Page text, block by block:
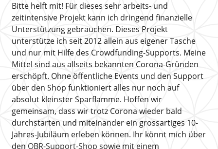
Bitte helft mit! Für dieses sehr arbeits- und
zeitintensive Projekt kann ich dringend finanzielle
Unterstützung gebrauchen. Dieses Projekt
unterstütze ich seit 2012 allein aus eigener Tasche
und nur mit Hilfe des Crowdfunding-Supports. Meine
Mittel sind aus allseits bekannten Corona-Gründen
erschöpft. Ohne öffentliche Events und den Support
über den Shop funktioniert alles nur noch auf
absolut kleinster Sparflamme. Hoffen wir
gemeinsam, dass wir trotz Corona wieder bald
durchstarten und miteinander ein grossartiges 10-
Jahres-Jubiläum erleben können. Ihr könnt mich über
den OBR-Support-Shop sowie mit einem